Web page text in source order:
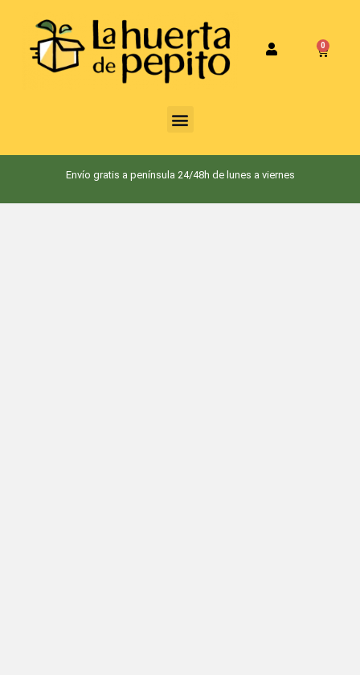
0
Envío gratis a península 24/48h de lunes a viernes